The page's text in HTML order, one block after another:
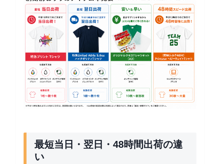
最短当日・翌日・48時間出荷の違
い